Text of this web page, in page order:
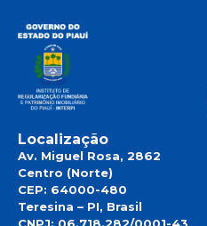
Localização
Av. Miguel Rosa, 2862
Centro (Norte)
CEP: 64000-480
Teresina – PI, Brasil
CNPJ: 06.718.282/0001-43